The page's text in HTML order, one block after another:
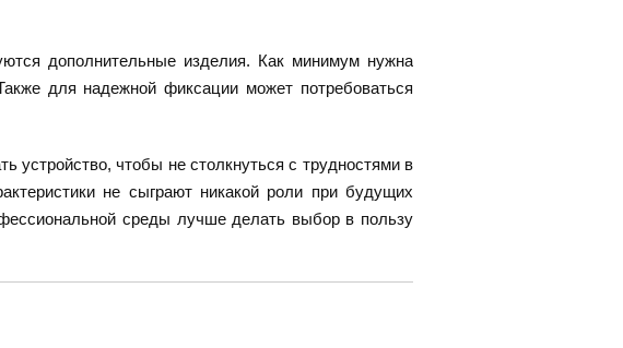
дополнительные изделия. Как минимум нужна
для надежной фиксации может потребоваться
устройство, чтобы не столкнуться с трудностями в
не сыграют никакой роли при будущих
среды лучше делать выбор в пользу